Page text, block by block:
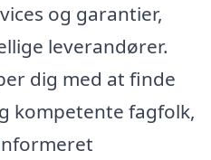
og garantier,
leverandører.
dig med at finde
kompetente fagfolk,